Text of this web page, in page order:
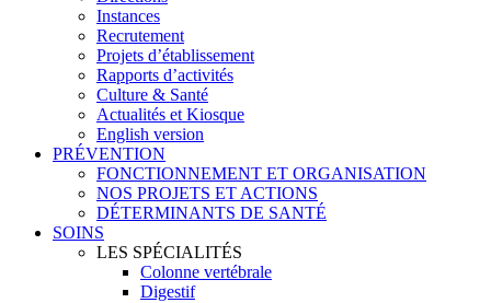
Instances
Recrutement
Projets d’établissement
Rapports d’activités
Culture & Santé
Actualités et Kiosque
English version
PRÉVENTION
FONCTIONNEMENT ET ORGANISATION
NOS PROJETS ET ACTIONS
DÉTERMINANTS DE SANTÉ
SOINS
LES SPÉCIALITÉS
Colonne vertébrale
Digestif